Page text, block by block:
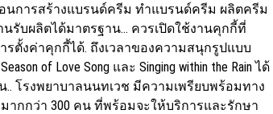
นการสร้างแบรนด์ครีม ทำแบรนด์ครีม ผลิตครีม
นรับผลิตได้มาตรฐาน… ควรเปิดใช้งานคุกกี้ที่
ตั้งค่าคุกกี้ได้. ถึงเวลาของความสนุกรูปแบบ
of Love Song และ Singing within the Rain ได้
โรงพยาบาลนนทเวช มีความเพรียบพร้อมทาง
กกว่า 300 คน ที่พร้อมจะให้บริการและรักษา